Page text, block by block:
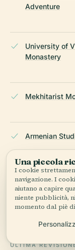
Adventure
University of
Monastery
Mekhitarist
Armenian
Mekhitarist
Wikipedia —
ULTIMA
Una piccola
I cookie
navigazione. I
aiutano a capire
niente pubblicità,
momento dal piè